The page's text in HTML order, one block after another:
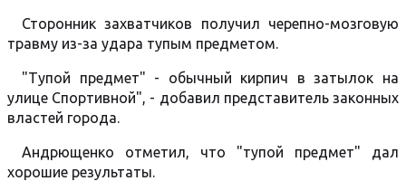
Сторонник захватчиков получил черепно-мозговую
травму из-за удара тупым предметом.
"Тупой предмет" - обычный кирпич в затылок на
улице Спортивной", - добавил представитель законных
властей города.
Андрющенко отметил, что "тупой предмет" дал
хорошие результаты.